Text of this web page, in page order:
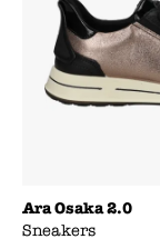
Ara Osaka 2.0
Sneakers